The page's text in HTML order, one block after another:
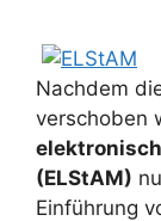
Nachdem
verschoben
(ELStAM)
Einführung